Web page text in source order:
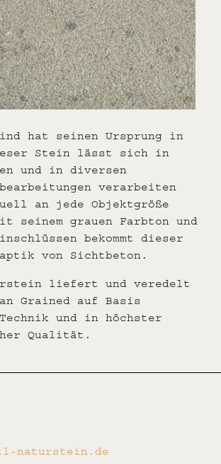
hat seinen Ursprung in
Stein lässt sich in
und in diversen
verarbeiten
an jede Objektgröße
seinem grauen Farbton und
bekommt dieser
von Sichtbeton.
liefert und veredelt
Grained auf Basis
und in höchster
Qualität.
naturstein.de